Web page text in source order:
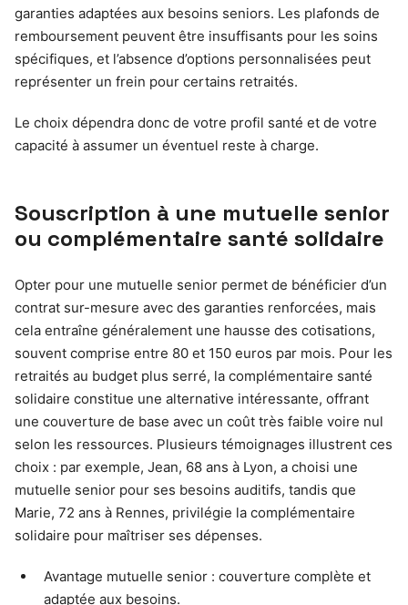
garanties adaptées aux besoins seniors. Les plafonds de
remboursement peuvent être insuffisants pour les soins
spécifiques, et l’absence d’options personnalisées peut
représenter un frein pour certains retraités.
Le choix dépendra donc de votre profil santé et de votre
capacité à assumer un éventuel reste à charge.
Souscription à une mutuelle senior
ou complémentaire santé solidaire
Opter pour une mutuelle senior permet de bénéficier d’un
contrat sur-mesure avec des garanties renforcées, mais
cela entraîne généralement une hausse des cotisations,
souvent comprise entre 80 et 150 euros par mois. Pour les
retraités au budget plus serré, la complémentaire santé
solidaire constitue une alternative intéressante, offrant
une couverture de base avec un coût très faible voire nul
selon les ressources. Plusieurs témoignages illustrent ces
choix : par exemple, Jean, 68 ans à Lyon, a choisi une
mutuelle senior pour ses besoins auditifs, tandis que
Marie, 72 ans à Rennes, privilégie la complémentaire
solidaire pour maîtriser ses dépenses.
Avantage mutuelle senior : couverture complète et
adaptée aux besoins.